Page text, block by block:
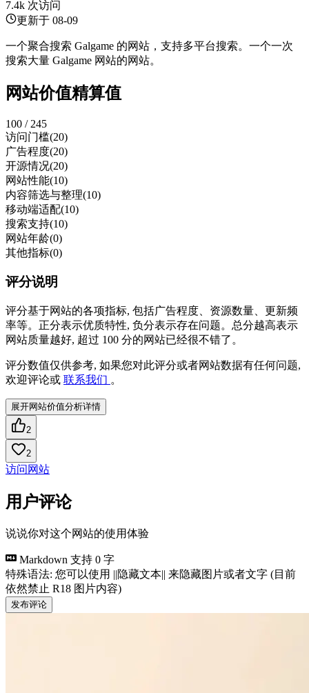
7.4k 次访问
更新于 08-09
一个聚合搜索 Galgame 的网站，支持多平台搜索。一个一次
搜索大量 Galgame 网站的网站。
网站价值精算值
100 / 245
访问门槛(20)
广告程度(20)
开源情况(20)
网站性能(10)
内容筛选与整理(10)
移动端适配(10)
搜索支持(10)
网站年龄(0)
其他指标(0)
评分说明
评分基于网站的各项指标, 包括广告程度、资源数量、更新频
率等。正分表示优质特性, 负分表示存在问题。总分越高表示
网站质量越好, 超过 100 分的网站已经很不错了。
评分数值仅供参考, 如果您对此评分或者网站数据有任何问题,
欢迎评论或 联系我们 。
展开网站价值分析详情
2
2
访问网站
用户评论
说说你对这个网站的使用体验
Markdown 支持 0 字
特殊语法: 您可以使用 ||隐藏文本|| 来隐藏图片或者文字 (目前
依然禁止 R18 图片内容)
发布评论